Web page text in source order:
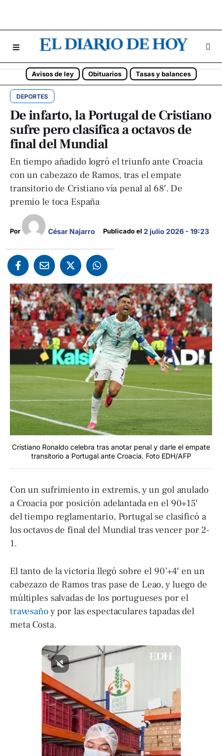
Avisos de ley Obituarios Tasas y balances
DEPORTES
De infarto, la Portugal de Cristiano
sufre pero clasifica a octavos de
final del Mundial
En tiempo añadido logró el triunfo ante Croacia
con un cabezazo de Ramos, tras el empate
transitorio de Cristiano vía penal al 68′. De
premio le toca España
Por César Najarro Publicado el 2 julio 2026 - 19:23
Cristiano Ronaldo celebra tras anotar penal y darle el empate
transitorio a Portugal ante Croacia. Foto EDH/AFP
Con un sufrimiento in extremis, y un gol anulado
a Croacia por posición adelantada en el 90+15′
del tiempo reglamentario, Portugal se clasificó a
los octavos de final del Mundial tras vencer por 2-
1.
El tanto de la victoria llegó sobre el 90’+4′ en un
cabezazo de Ramos tras pase de Leao, y luego de
múltiples salvadas de los portugueses por el
travesañoy por las espectaculares tapadas del
meta Costa.